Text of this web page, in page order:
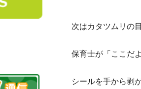
次はカタツムリの
保育士が「ここだ
シールを手から剥